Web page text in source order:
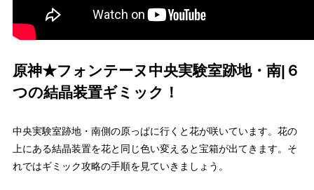
原神★フォンテーヌ中央実験室跡地・南|６
つの結晶装置ギミック！
中央実験室跡地・南側の原っぱに行くと花が咲いています。花の
上にある結晶装置を花と同じ色い変えると宝箱が出てきます。そ
れではギミック攻略の手順を見ていきましょう。